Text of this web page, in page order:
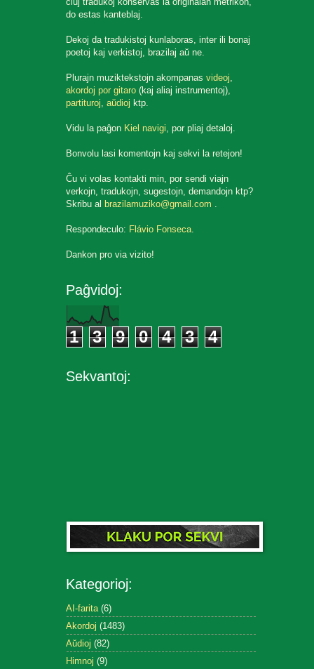
do estas kanteblaj.
Dekoj da tradukistoj kunlaboras, inter ili bonaj
poetoj kaj verkistoj, brazilaj aŭ ne.
Plurajn muziktekstojn akompanasvideoj,
akordoj por gitaro (kaj aliaj instrumentoj),
partituroj,aŭdioj ktp.
Vidu la paĝon Kiel navigi, por pliaj detaloj.
Bonvolu lasi komentojn kaj sekvi la retejon!
Ĉu vi volas kontakti min, por sendi viajn
verkojn, tradukojn, sugestojn, demandojn ktp?
Skribu al brazilamuziko@gmail.com .
Respondeculo: Flávio Fonseca.
Dankon pro via vizito!
Paĝvidoj:
1 3 9 0 4 3 4
Sekvantoj:
Kategorioj:
AI-farita (6)
Akordoj (1483)
Aŭdioj (82)
Himnoj (9)